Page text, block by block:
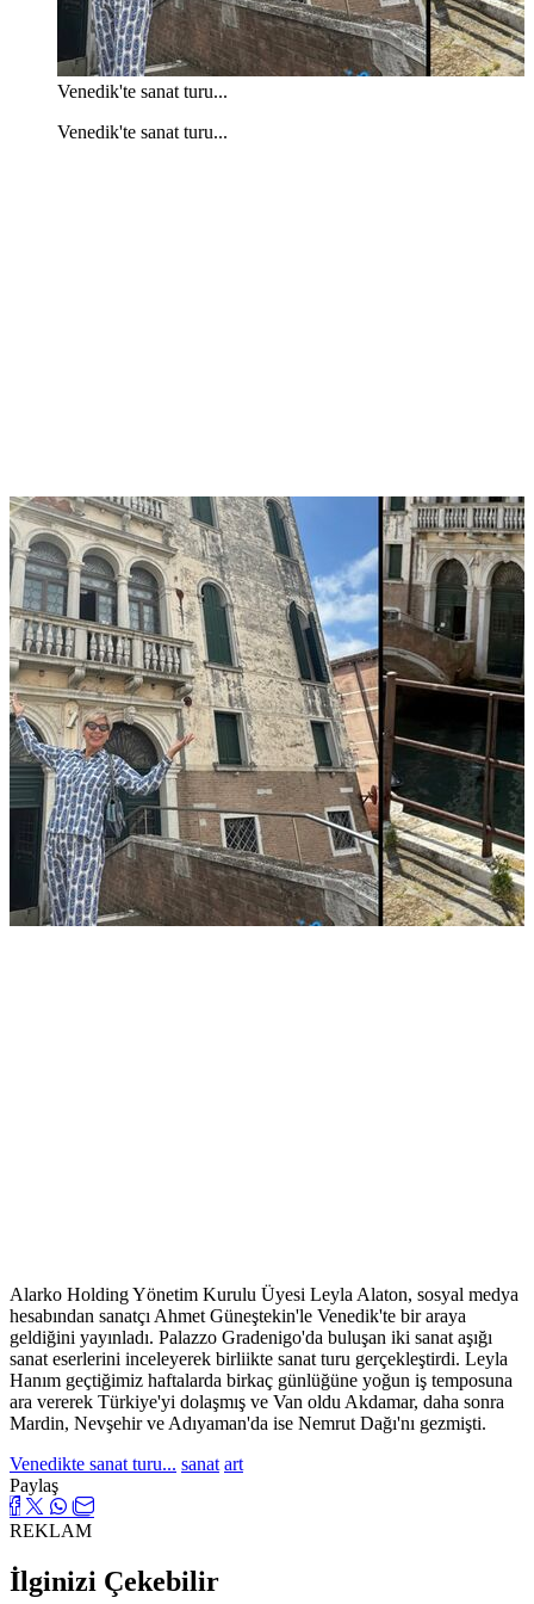
Venedik'te sanat turu...
Venedik'te sanat turu...
Alarko Holding Yönetim Kurulu Üyesi Leyla Alaton, sosyal medya
hesabından sanatçı Ahmet Güneştekin'le Venedik'te bir araya
geldiğini yayınladı. Palazzo Gradenigo'da buluşan iki sanat aşığı
sanat eserlerini inceleyerek birliikte sanat turu gerçekleştirdi. Leyla
Hanım geçtiğimiz haftalarda birkaç günlüğüne yoğun iş temposuna
ara vererek Türkiye'yi dolaşmış ve Van oldu Akdamar, daha sonra
Mardin, Nevşehir ve Adıyaman'da ise Nemrut Dağı'nı gezmişti.
Venedikte sanat turu... sanat art
Paylaş
REKLAM
İlginizi Çekebilir